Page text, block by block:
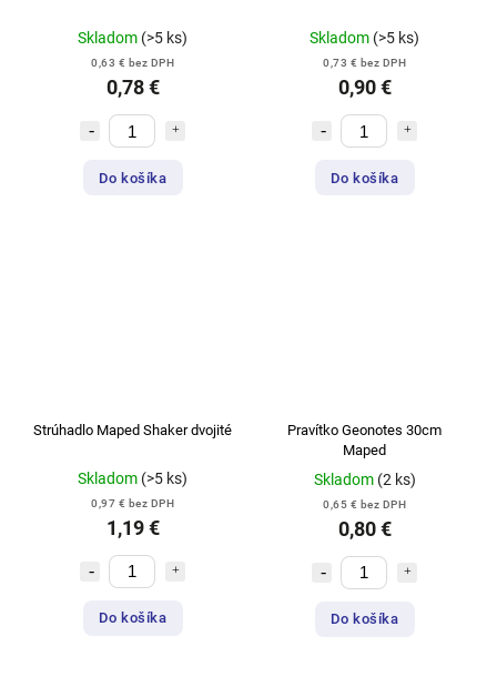
Skladom (>5 ks)
0,63 € bez DPH
0,78 €
Do košíka
Skladom (>5 ks)
0,73 € bez DPH
0,90 €
Do košíka
Strúhadlo Maped Shaker dvojité
Skladom (>5 ks)
0,97 € bez DPH
1,19 €
Do košíka
Pravítko Geonotes 30cm
Maped
Skladom (2 ks)
0,65 € bez DPH
0,80 €
Do košíka